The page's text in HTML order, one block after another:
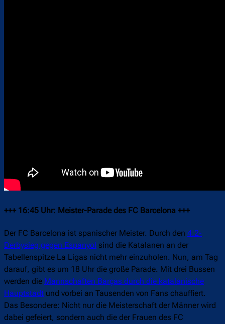
+++ 16:45 Uhr: Meister-Parade des FC Barcelona +++
Der FC Barcelona ist spanischer Meister. Durch den 4:2-
Derbysieg gegen Espanyol sind die Katalanen an der
Tabellenspitze La Ligas nicht mehr einzuholen. Nun, am Tag
darauf, gibt es um 18 Uhr die große Parade. Mit drei Bussen
werden die Mannschaften Barças durch die katalanische
Hauptstadt und vorbei an Tausenden von Fans chauffiert.
Das Besondere: Nicht nur die Meisterschaft der Männer wird
dabei gefeiert, sondern auch die der Frauen des FC